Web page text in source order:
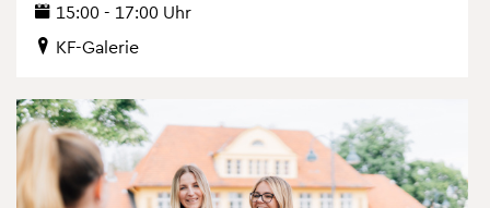
15:00 - 17:00 Uhr
KF-Ga­le­rie